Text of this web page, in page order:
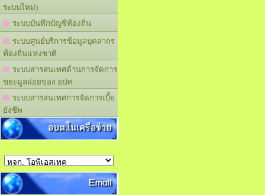
ระบบใหม่)
ระบบบันทึกบัญชีท้องถิ่น
ระบบศูนย์บริการข้อมูลบุคลากร
ท้องถิ่นแห่งชาติ
ระบบสารสนเทศด้านการจัดการ
ขยะมูลฝอยของ อปท.
ระบบสารสนเทศการจัดการเบี้ย
ยังชีพ
อบต.ในเครือข่าย
Email